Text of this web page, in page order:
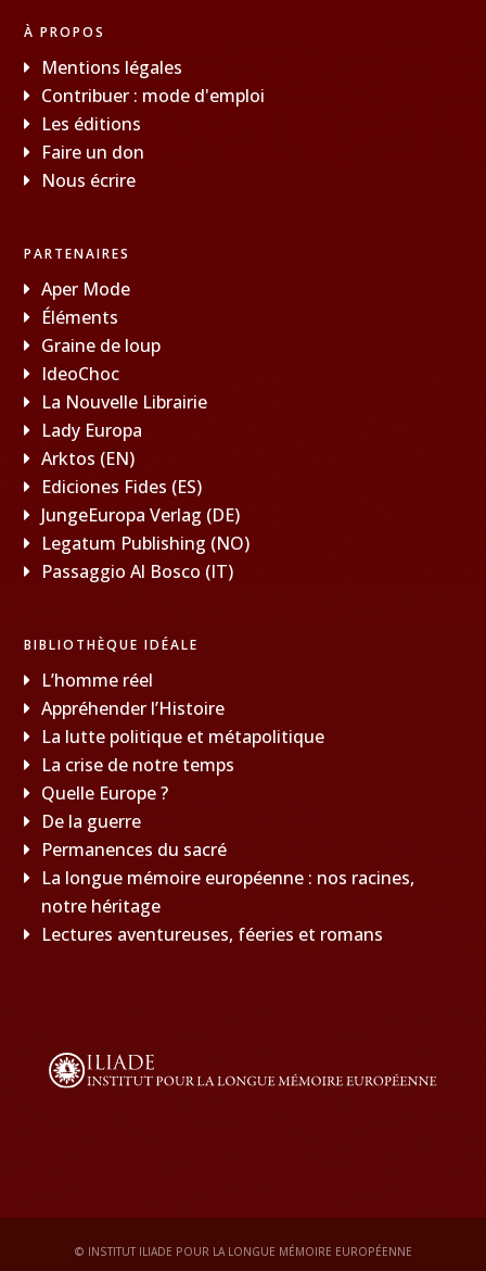
À PROPOS
Mentions légales
Contribuer : mode d'emploi
Les éditions
Faire un don
Nous écrire
PARTENAIRES
Aper Mode
Éléments
Graine de loup
IdeoChoc
La Nouvelle Librairie
Lady Europa
Arktos (EN)
Ediciones Fides (ES)
JungeEuropa Verlag (DE)
Legatum Publishing (NO)
Passaggio Al Bosco (IT)
BIBLIOTHÈQUE IDÉALE
L’homme réel
Appréhender l’Histoire
La lutte politique et métapolitique
La crise de notre temps
Quelle Europe ?
De la guerre
Permanences du sacré
La longue mémoire européenne : nos racines,
notre héritage
Lectures aventureuses, féeries et romans
© INSTITUT ILIADE POUR LA LONGUE MÉMOIRE EUROPÉENNE